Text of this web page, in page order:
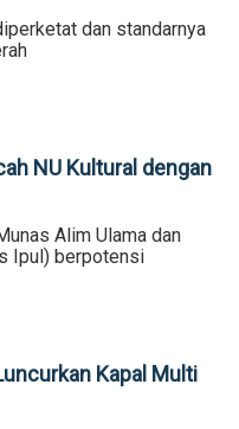
dan standarnya
NU Kultural dengan
Alim Ulama dan
Ipul) berpotensi
Kapal Multi